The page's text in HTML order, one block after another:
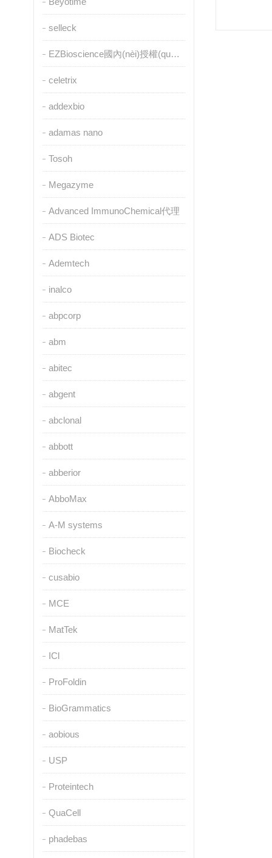
selleck
EZBioscience國內(nèi)授權(quán)代理
celetrix
addexbio
adamas nano
Tosoh
Megazyme
Advanced ImmunoChemical代理
ADS Biotec
Ademtech
inalco
abpcorp
abm
abitec
abgent
abclonal
abbott
abberior
AbboMax
A-M systems
Biocheck
cusabio
MCE
MatTek
ICl
ProFoldin
BioGrammatics
aobious
USP
Proteintech
QuaCell
phadebas